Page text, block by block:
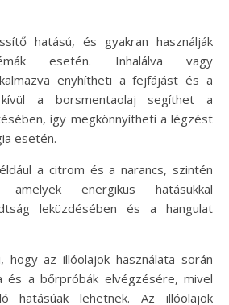
hatású, és gyakran használják
esetén. Inhalálva vagy
enyhítheti a fejfájást és a
a borsmentaolaj segíthet a
így megkönnyítheti a légzést
esetén.
a citrom és a narancs, szintén
energikus hatásukkal
leküzdésében és a hangulat
hogy az illóolajok használata során
és a bőrpróbák elvégzésére, mivel
hatásúak lehetnek. Az illóolajok